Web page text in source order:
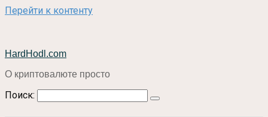
Перейти к контенту
HardHodl.com
О криптовалюте просто
Поиск: